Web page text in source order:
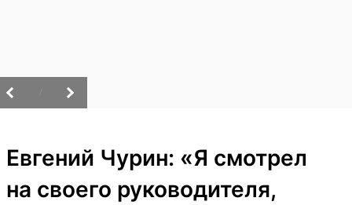
Евгений Чурин: «Я смотрел
на своего руководителя,